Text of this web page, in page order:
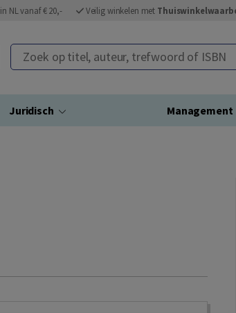
in NL vanaf € 20,- Veilig winkelen met
Zoek op titel, auteur, trefwoord of ISBN
Juridisch Management